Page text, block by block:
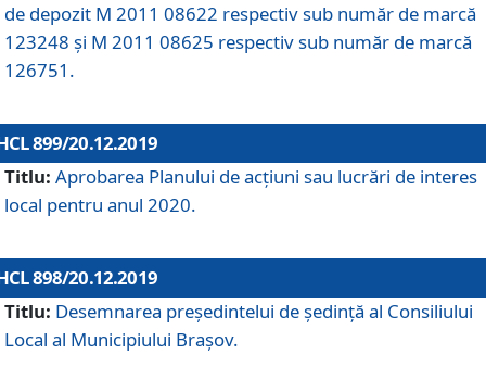
de depozit M 2011 08622 respectiv sub număr de marcă
123248 și M 2011 08625 respectiv sub număr de marcă
126751.
899/20.12.2019
Titlu: Aprobarea Planului de acţiuni sau lucrări de interes
local pentru anul 2020.
898/20.12.2019
Titlu: Desemnarea preşedintelui de şedinţă al Consiliului
Local al Municipiului Braşov.